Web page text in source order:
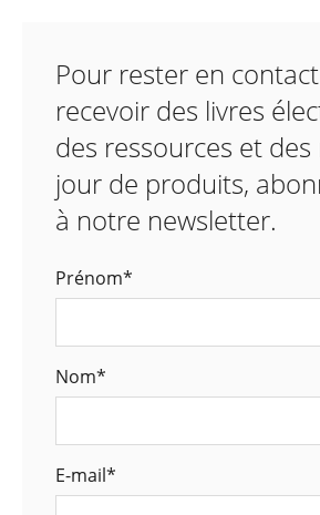
Pour rester en
recevoir des livres
des ressources et des
jour de produits,
à notre newsletter.
Prénom*
Nom*
E-mail*